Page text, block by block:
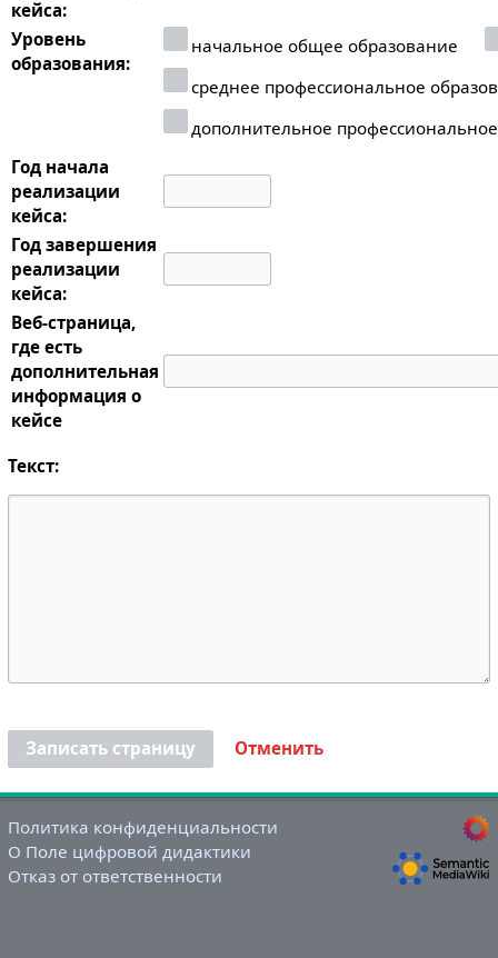
кейса:
Уровень
образования:
начальное общее образование
среднее профессиональное
дополнительное
Год начала
реализации
кейса:
Год завершения
реализации
кейса:
Веб-страница,
где есть
дополнительная
информация о
кейсе
Текст:
Записать страницу Отменить
Политика конфиденциальности
О Поле цифровой дидактики
Отказ от ответственности